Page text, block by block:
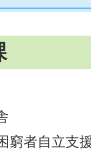
窮者自立支